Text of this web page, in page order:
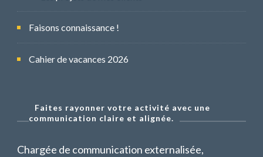
Faisons connaissance !
Cahier de vacances 2026
Faites rayonner votre activité avec une
communication claire et alignée.
Chargée de communication externalisée,